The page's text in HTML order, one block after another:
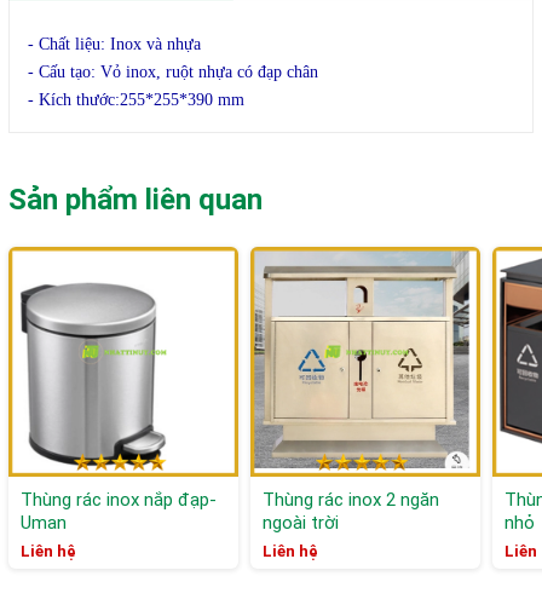
- Chất liệu: Inox và nhựa
- Cấu tạo: Vỏ inox, ruột nhựa có đạp chân
- Kích thước:255*255*390 mm
Sản phẩm liên quan
Thùng rác inox nắp đạp-
Uman
Liên hệ
Thùng rác inox 2 ngăn
ngoài trời
Liên hệ
nhỏ
Liên